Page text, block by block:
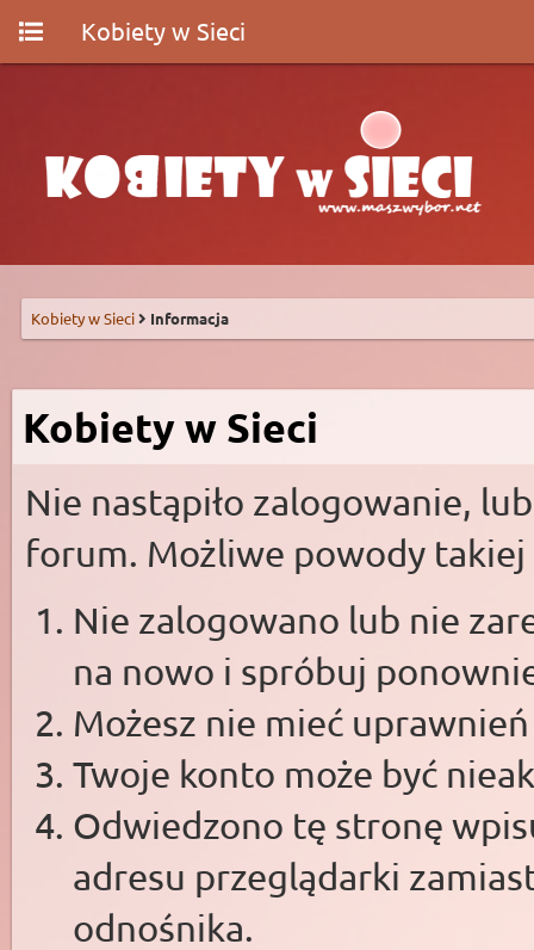
Kobiety w Sieci
Kobiety w Sieci Informacja
Kobiety w Sieci
Nie nastąpiło zalogowanie,
forum. Możliwe powody takiej
Nie zalogowano lub nie
na nowo i spróbuj
Możesz nie mieć
Twoje konto może być
Odwiedzono tę stronę
adresu przeglądarki
odnośnika.